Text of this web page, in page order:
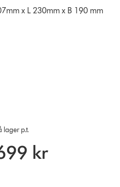
x L 230mm x B 190 mm
lager p.t.
kr